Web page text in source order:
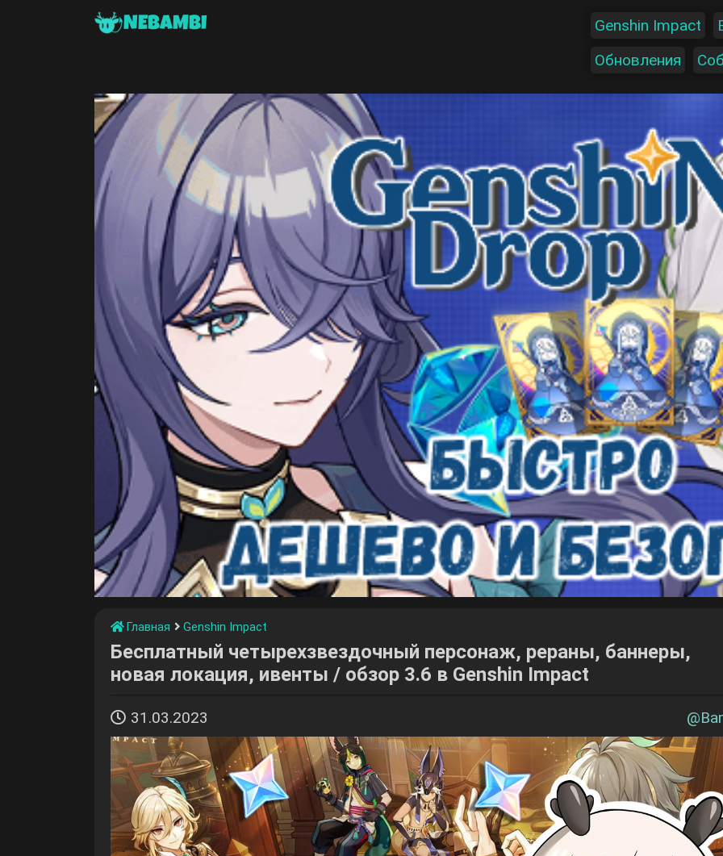
NEBAMBI Genshin Impact
Обновления
Главная Genshin Impact
Бесплатный четырехзвездочный персонаж, рераны, баннеры,
новая локация, ивенты / обзор 3.6 в Genshin Impact
31.03.2023 @